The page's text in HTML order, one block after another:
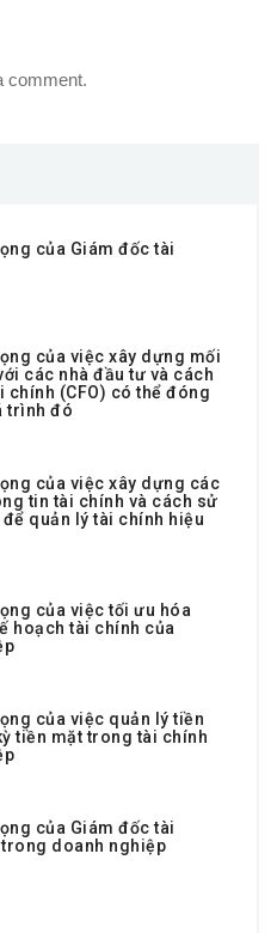
comment.
của Giám đốc tài
của việc xây dựng mối
các nhà đầu tư và cách
chính (CFO) có thể đóng
trình đó
của việc xây dựng các
tin tài chính và cách sử
quản lý tài chính hiệu
của việc tối ưu hóa
hoạch tài chính của
của việc quản lý tiền
tiền mặt trong tài chính
của Giám đốc tài
trong doanh nghiệp